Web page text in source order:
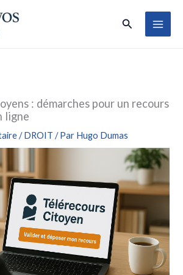
Rechercher
: démarches pour un recours
ligne
/DROIT / Par Hugo Dumas